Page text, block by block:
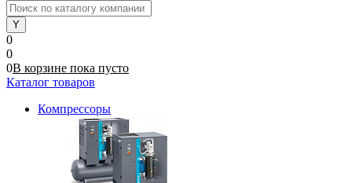
0
0
0В корзине пока пусто
Каталог товаров
Компрессоры